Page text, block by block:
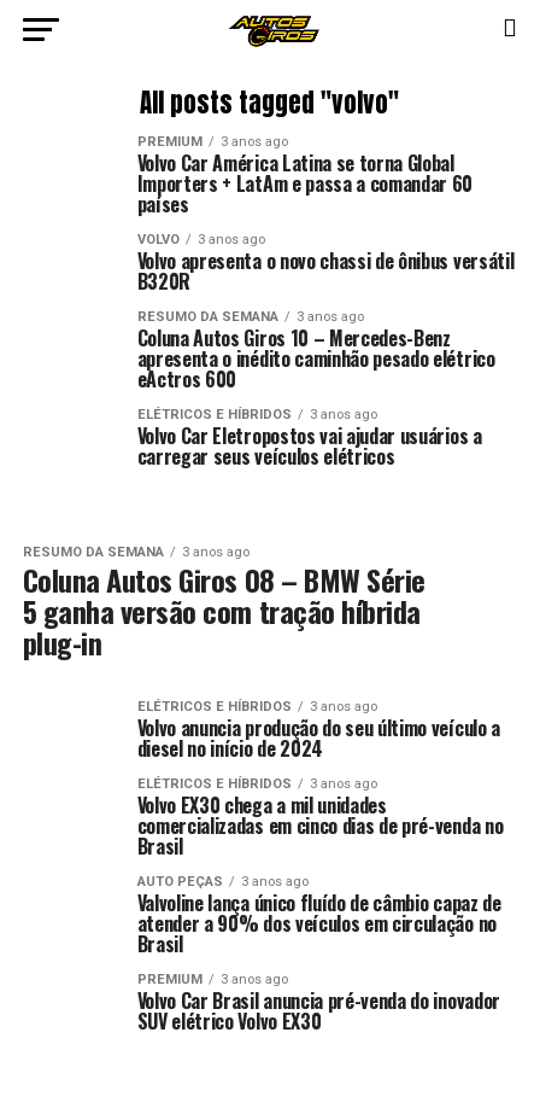
All posts tagged "volvo"
PREMIUM 3 anos ago
Volvo Car América Latina se torna Global
Importers + LatAm e passa a comandar 60
países
VOLVO 3 anos ago
Volvo apresenta o novo chassi de ônibus versátil
B320R
RESUMO DA SEMANA 3 anos ago
Coluna Autos Giros 10 – Mercedes-Benz
apresenta o inédito caminhão pesado elétrico
eActros 600
ELÉTRICOS E HÍBRIDOS 3 anos ago
Volvo Car Eletropostos vai ajudar usuários a
carregar seus veículos elétricos
RESUMO DA SEMANA 3 anos ago
Coluna Autos Giros 08 – BMW Série
5 ganha versão com tração híbrida
plug-in
ELÉTRICOS E HÍBRIDOS 3 anos ago
Volvo anuncia produção do seu último veículo a
diesel no início de 2024
ELÉTRICOS E HÍBRIDOS 3 anos ago
Volvo EX30 chega a mil unidades
comercializadas em cinco dias de pré-venda no
Brasil
AUTO PEÇAS 3 anos ago
Valvoline lança único fluído de câmbio capaz de
atender a 90% dos veículos em circulação no
Brasil
PREMIUM 3 anos ago
Volvo Car Brasil anuncia pré-venda do inovador
SUV elétrico Volvo EX30